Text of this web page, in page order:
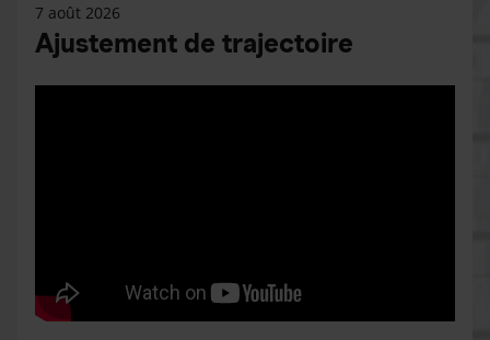
7 août 2026
Ajustement de trajectoire